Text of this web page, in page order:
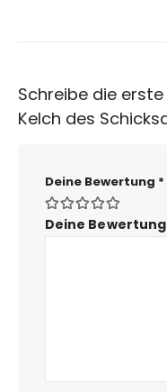
Schreibe die erste
Kelch des
Deine Bewertung *
Deine Bewertung